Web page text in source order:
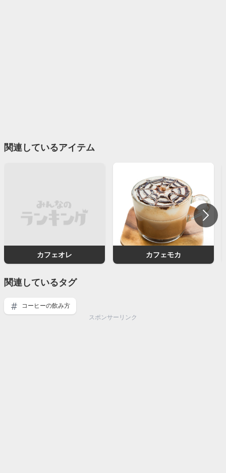
関連しているアイテム
カフェオレ カフェモカ
関連しているタグ
コーヒーの飲み方
スポンサーリンク